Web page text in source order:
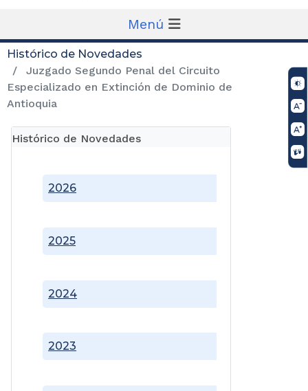
Menú
Histórico de Novedades
Juzgado Segundo Penal del Circuito
Especializado en Extinción de Dominio de
Antioquia
Histórico de Novedades
2023
2024
2025
2026